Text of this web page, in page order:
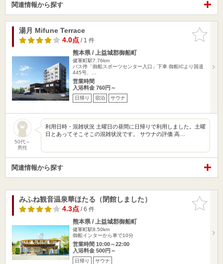
関連情報から探す
お気に入
りに追加
湯月 Mifune Terrace
4.0点/ 1 件
熊本県 / 上益城郡御船町
健軍町駅7.76km
バス停「御船スポーツセンター入口」下車 御船ICより国道
445号、…
営業時間
入浴料金 760円～
日帰り 宿泊 サウナ
50代～
男性
利用日時・混雑状況 土曜日の昼間に日帰りで利用しました。土曜
日とあってそこそこの混雑状況です。 サウナの評価 高…
関連情報から探す
お気に入
りに追加
みふね観音温泉華ほたる（閉館しました）
4.3点/ 6 件
熊本県 / 上益城郡御船町
健軍町駅8.50km
御船インターから車で10分
営業時間 10:00～22:00
入浴料金 500円～
日帰り サウナ